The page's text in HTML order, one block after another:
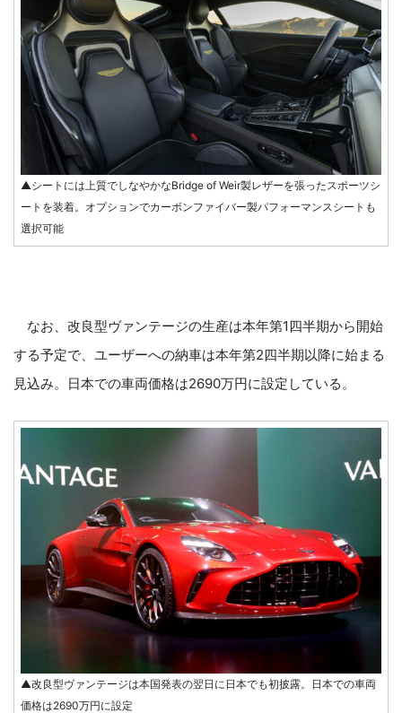
▲シートには上質でしなやかなBridge of Weir製レザーを張ったスポーツシ
ートを装着。オプションでカーボンファイバー製パフォーマンスシートも
選択可能
なお、改良型ヴァンテージの生産は本年第1四半期から開始
する予定で、ユーザーへの納車は本年第2四半期以降に始まる
見込み。日本での車両価格は2690万円に設定している。
▲改良型ヴァンテージは本国発表の翌日に日本でも初披露。日本での車両
価格は2690万円に設定